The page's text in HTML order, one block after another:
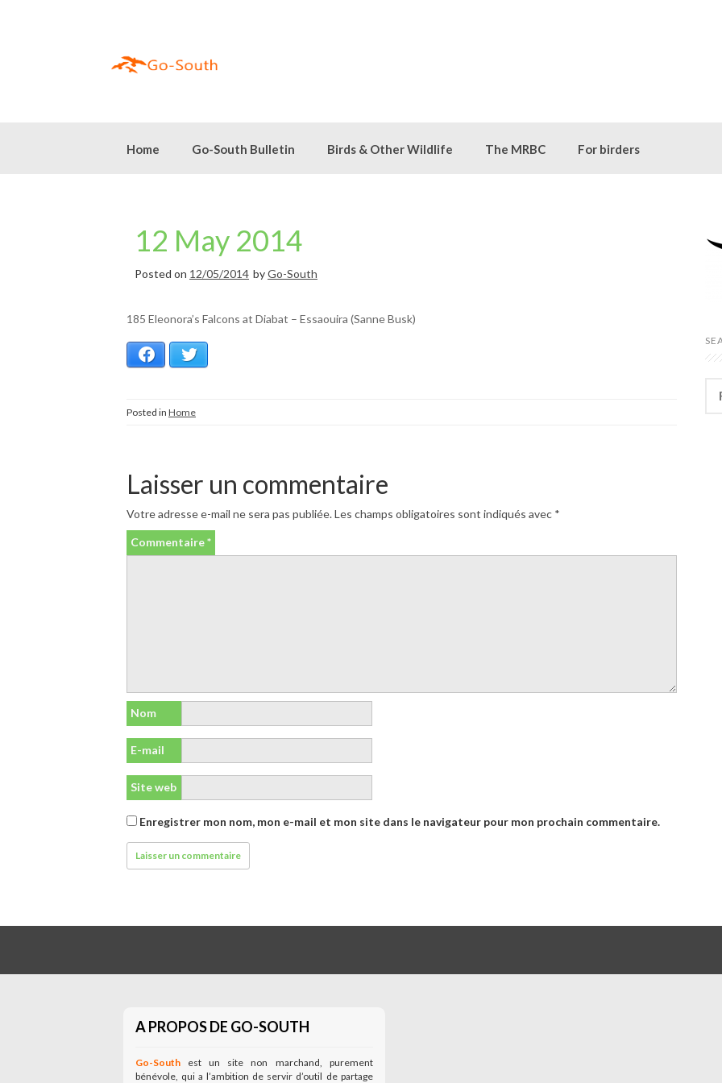
Home Go-South Bulletin Birds & Other Wildlife The MRBC For birders
12 May 2014
Posted on 12/05/2014 byGo-South
185 Eleonora’s Falcons at Diabat – Essaouira (Sanne Busk)
Facebook
Posted in Home
Laisser un commentaire
Votre adresse e-mail ne sera pas publiée.Les champs obligatoires sont indiqués avec *
Commentaire*
Nom
E-mail
Site web
Enregistrer mon nom, mon e-mail et mon site dans le navigateur pour mon prochain commentaire.
A PROPOS DE GO-SOUTH
Go-South est un site non marchand, purement
bénévole, qui a l’ambition de servir d’outil de partage